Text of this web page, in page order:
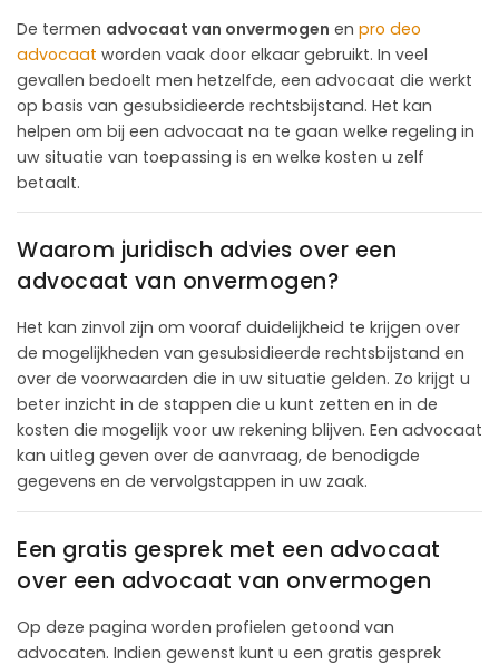
De termen advocaat van onvermogen en pro deo
advocaat worden vaak door elkaar gebruikt. In veel
gevallen bedoelt men hetzelfde, een advocaat die werkt
op basis van gesubsidieerde rechtsbijstand. Het kan
helpen om bij een advocaat na te gaan welke regeling in
uw situatie van toepassing is en welke kosten u zelf
betaalt.
Waarom juridisch advies over een
advocaat van onvermogen?
Het kan zinvol zijn om vooraf duidelijkheid te krijgen over
de mogelijkheden van gesubsidieerde rechtsbijstand en
over de voorwaarden die in uw situatie gelden. Zo krijgt u
beter inzicht in de stappen die u kunt zetten en in de
kosten die mogelijk voor uw rekening blijven. Een advocaat
kan uitleg geven over de aanvraag, de benodigde
gegevens en de vervolgstappen in uw zaak.
Een gratis gesprek met een advocaat
over een advocaat van onvermogen
Op deze pagina worden profielen getoond van
advocaten. Indien gewenst kunt u een gratis gesprek